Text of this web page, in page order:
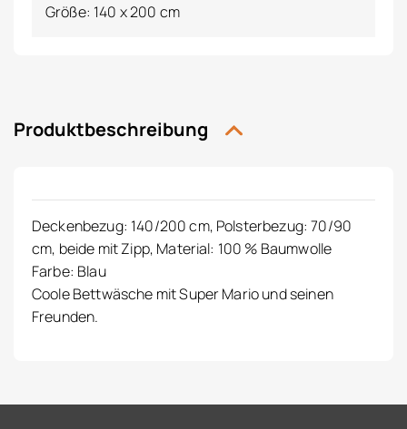
Größe: 140 x 200 cm
Produktbeschreibung
Deckenbezug: 140/200 cm, Polsterbezug: 70/90
cm, beide mit Zipp, Material: 100 % Baumwolle
Farbe: Blau
Coole Bettwäsche mit Super Mario und seinen
Freunden.